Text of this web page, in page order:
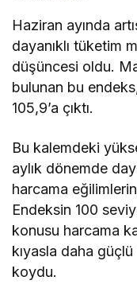
Haziran ayında
dayanıklı tüketim
düşüncesi oldu.
bulunan bu
105,9’a çıktı.
Bu kalemdeki
aylık dönemde
harcama
Endeksin 100
konusu harcama
kıyasla daha
koydu.